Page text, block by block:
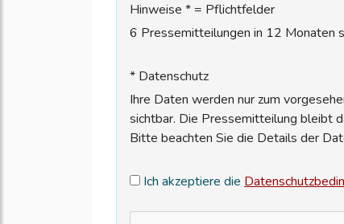
Hinweise * = Pflichtfelder
6 Pressemitteilungen in 12 Monaten
* Datenschutz
Ihre Daten werden nur zum
sichtbar. Die Pressemitteilung bleibt
Bitte beachten Sie die Details der
Ich akzeptiere die